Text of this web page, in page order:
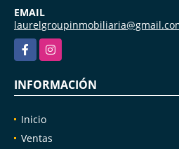
EMAIL
FacebookInstagram
INFORMACIÓN
Inicio
Ventas